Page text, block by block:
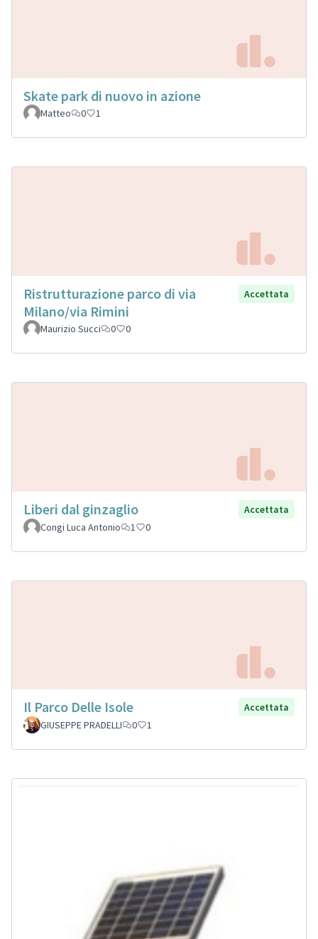
Skate park di nuovo in azione
Matteo 0 1
Ristrutturazione parco di via
Milano/via Rimini
Accettata
Maurizio Succi 0 0
Liberi dal ginzaglio
Accettata
Congi Luca Antonio
1 0
Il Parco Delle Isole
Accettata
GIUSEPPE PRADELLI
0 1